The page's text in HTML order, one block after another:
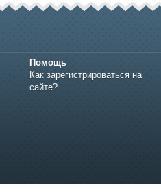
Помощь
Как зарегистрироваться на
сайте?